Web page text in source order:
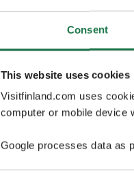
Consent
This website uses cookies
Visitfinland.com uses
computer or mobile device
Google processes data as